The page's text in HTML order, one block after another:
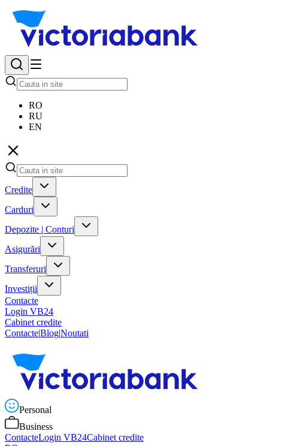
RO
RU
EN
Credite
Carduri
Depozite | Conturi
Asigurări
Transferuri
Investiții
Contacte
Login VB24
Cabinet credite
Contacte|Blog|Noutati
Personal
Business
ContacteLogin VB24Cabinet credite